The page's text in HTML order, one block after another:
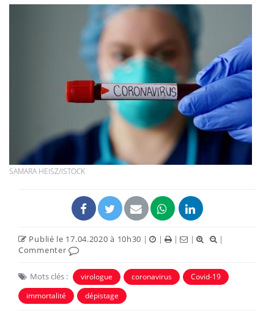
SAMARA HEISZ/ISTOCK
Publié le 17.04.2020 à 10h30 | | | |
|
Commenter
Mots clés : virologue coronavirus
Covid-19
immortalité
dépistage